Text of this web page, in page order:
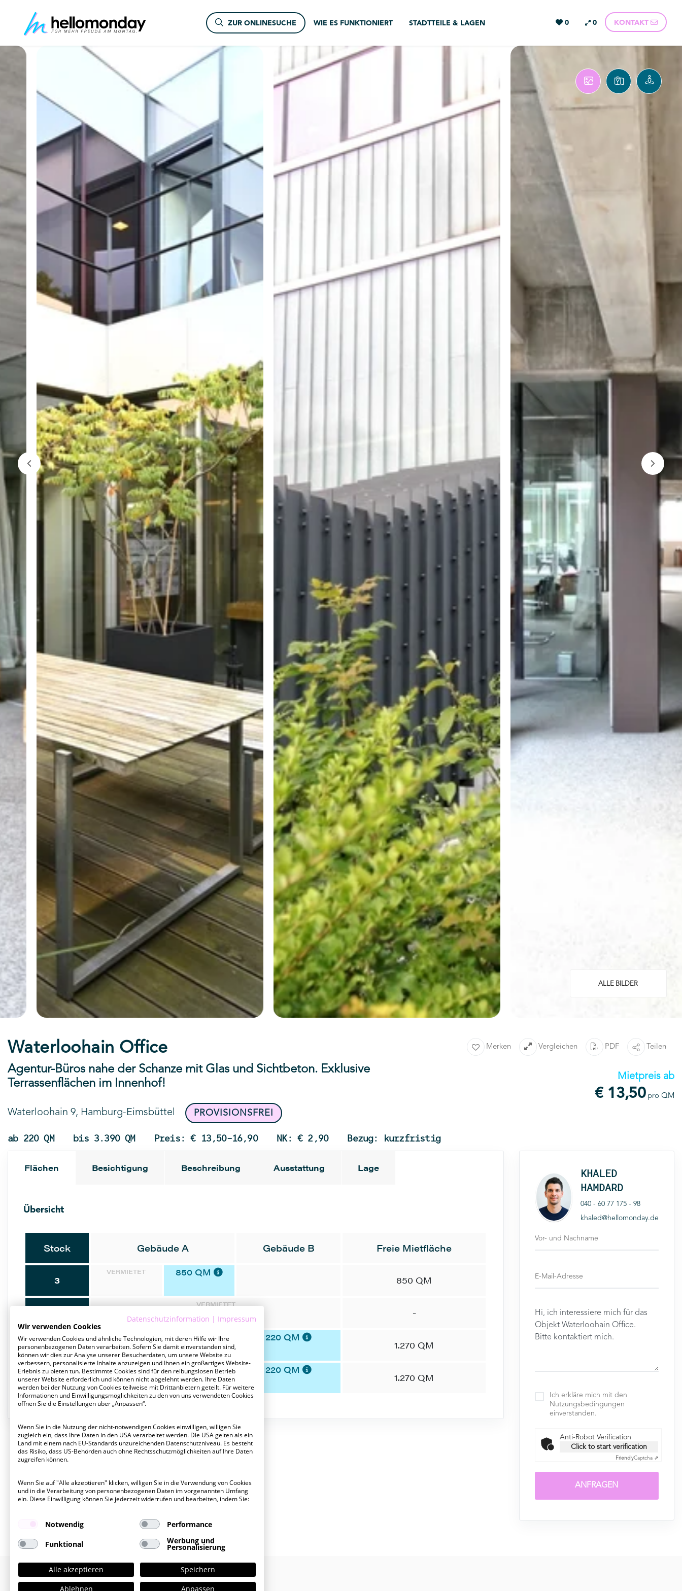
ZUR ONLINESUCHE WIE ES FUNKTIONIERT STADTTEILE & LAGEN 0 0 KONTAKT
ALLE BILDER
Waterloohain Office
Agentur-Büros nahe der Schanze mit Glas und Sichtbeton. Exklusive
Terrassenflächen im Innenhof!
Waterloohain 9, Hamburg-Eimsbüttel PROVISIONSFREI
ab 220 QM bis 3.390 QM Preis: € 13,50-16,90 NK: € 2,90 Bezug: kurzfristig
Merken Vergleichen PDF Teilen
Mietpreis ab
€ 13,50 pro QM
Flächen Besichtigung Beschreibung Ausstattung Lage
Übersicht
Stock Gebäude A Gebäude B Freie Mietfläche
3
VERMIETET 850 QM
850 QM
VERMIETET
-
1
1.050 QM 220 QM
1.270 QM
EG
1.050 QM 220 QM
1.270 QM
KHALED
HAMDARD
040 - 60 77 175 - 98
khaled@hellomonday.de
Ich erkläre mich mit den
Nutzungsbedingungen
einverstanden.
Anti-Robot Verification
Click to start verification
FriendlyCaptcha ⇗
ANFRAGEN
Datenschutzinformation | Impressum
Wir verwenden Cookies
Wir verwenden Cookies und ähnliche Technologien, mit deren Hilfe wir Ihre
personenbezogenen Daten verarbeiten. Sofern Sie damit einverstanden sind,
können wir dies zur Analyse unserer Besucherdaten, um unsere Website zu
verbessern, personalisierte Inhalte anzuzeigen und Ihnen ein großartiges Website-
Erlebnis zu bieten tun. Bestimmte Cookies sind für den reibungslosen Betrieb
unserer Website erforderlich und können nicht abgelehnt werden. Ihre Daten
werden bei der Nutzung von Cookies teilweise mit Drittanbietern geteilt. Für weitere
Informationen und Einwilligungsmöglichkeiten zu den von uns verwendeten Cookies
öffnen Sie die Einstellungen über „Anpassen“.
Wenn Sie in die Nutzung der nicht-notwendigen Cookies einwilligen, willigen Sie
zugleich ein, dass Ihre Daten in den USA verarbeitet werden. Die USA gelten als ein
Land mit einem nach EU-Standards unzureichenden Datenschutzniveau. Es besteht
das Risiko, dass US-Behörden auch ohne Rechtsschutzmöglichkeiten auf Ihre Daten
zugreifen können.
Wenn Sie auf "Alle akzeptieren" klicken, willigen Sie in die Verwendung von Cookies
und in die Verarbeitung von personenbezogenen Daten im vorgenannten Umfang
ein. Diese Einwilligung können Sie jederzeit widerrufen und bearbeiten, indem Sie:
Notwendig Performance
Funktional Werbung und
Personalisierung
Alle akzeptieren
Speichern
Ablehnen
Anpassen